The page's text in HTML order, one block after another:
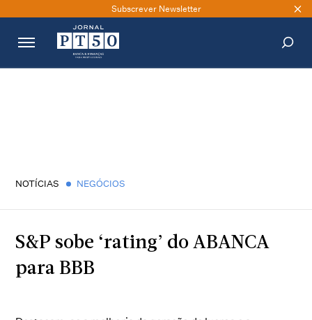
Subscrever Newsletter
NOTÍCIAS NEGÓCIOS
S&P sobe ‘rating’ do ABANCA
para BBB